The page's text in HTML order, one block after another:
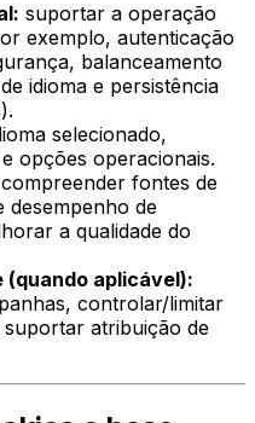
suportar a operação
exemplo, autenticação
balanceamento
idioma e persistência
selecionado,
opções operacionais.
compreender fontes de
desempenho de
a qualidade do
(quando aplicável):
controlar/limitar
atribuição de